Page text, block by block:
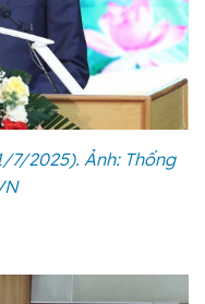
7/2025). Ảnh: Thống